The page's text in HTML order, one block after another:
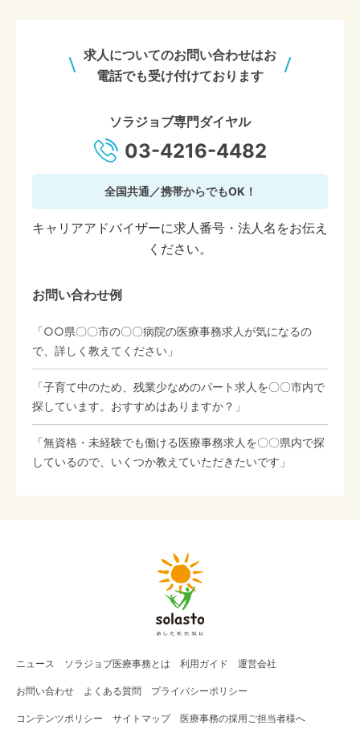
求人についてのお問い合わせはお
電話でも受け付けております
ソラジョブ専門ダイヤル
03-4216-4482
全国共通／携帯からでもOK！
キャリアアドバイザーに求人番号・法人名をお伝え
ください。
お問い合わせ例
「○○県〇〇市の〇〇病院の医療事務求人が気になるの
で、詳しく教えてください」
「子育て中のため、残業少なめのパート求人を〇〇市内で
探しています。おすすめはありますか？」
「無資格・未経験でも働ける医療事務求人を〇〇県内で探
しているので、いくつか教えていただきたいです」
ニュース ソラジョブ医療事務 とは 利用ガイド 運営会社
お問い合わせ よくある質問 プライバシーポリシー
コンテンツポリシー サイトマップ 医療事務の採用ご担当者様へ